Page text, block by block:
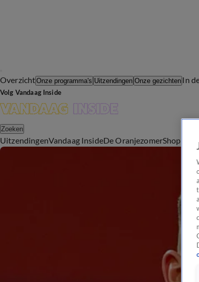
OverzichtOnze programma's Uitzendingen Onze gezichten In
Volg Vandaag Inside
Zoeken
UitzendingenVandaag InsideDe OranjezomerShop